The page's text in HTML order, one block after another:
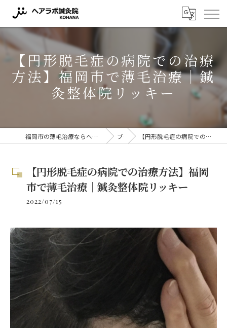
【円形脱毛症の病院での治療
方法】福岡市で薄毛治療｜鍼
灸整体院リッキー
福岡市の薄毛治療ならヘアラボ鍼灸院 KOHANA 〜薬に頼らない薄毛対策〜 ブログ 【円形脱毛症の病院での治療方法】福岡市で薄毛治療｜鍼灸整体院リッキー
【円形脱毛症の病院での治療方法】福岡
市で薄毛治療｜鍼灸整体院リッキー
2022/07/15